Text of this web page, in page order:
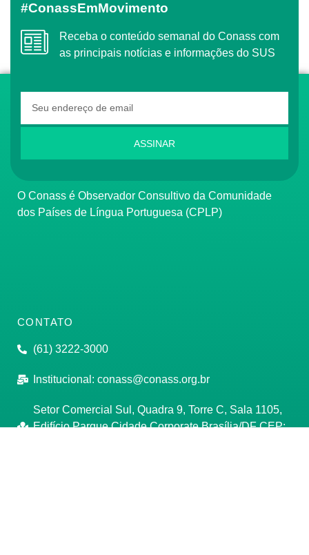
#ConassEmMovimento
Receba o conteúdo semanal do Conass com
as principais notícias e informações do SUS
ASSINAR
O Conass é Observador Consultivo da Comunidade
dos Países de Língua Portuguesa (CPLP)
CONTATO
(61) 3222-3000
Institucional: conass@conass.org.br
Setor Comercial Sul, Quadra 9, Torre C, Sala 1105,
Edifício Parque Cidade Corporate Brasília/DF CEP: